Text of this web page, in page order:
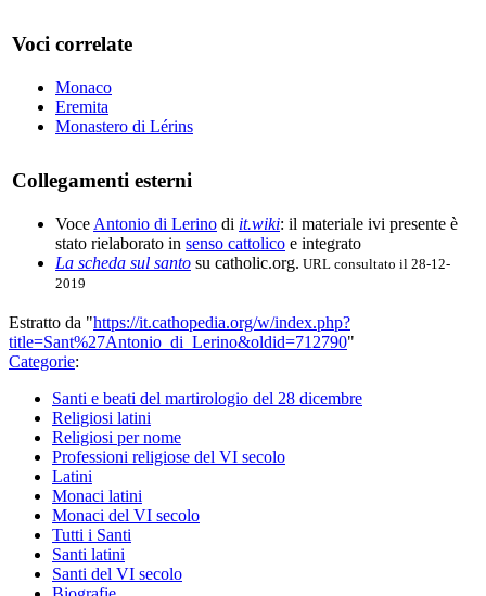
Voci correlate
Monaco
Eremita
Monastero di Lérins
Collegamenti esterni
Voce Antonio di Lerino di it.wiki: il materiale ivi presente è
stato rielaborato in senso cattolico e integrato
La scheda sul santo su catholic.org. URL consultato il 28-12-
2019
Estratto da "https://it.cathopedia.org/w/index.php?
title=Sant%27Antonio_di_Lerino&oldid=712790"
Categorie:
Santi e beati del martirologio del 28 dicembre
Religiosi latini
Religiosi per nome
Professioni religiose del VI secolo
Latini
Monaci latini
Monaci del VI secolo
Tutti i Santi
Santi latini
Santi del VI secolo